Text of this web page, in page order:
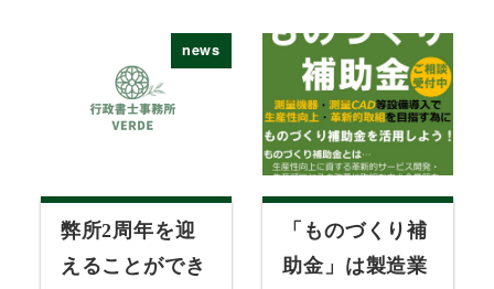
news
弊所2周年を迎
えることができ
「ものづくり補
助金」は製造業